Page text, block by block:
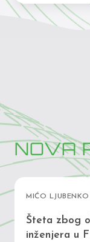
NOVA
MIĆO
Šteta zbog
inženjera u